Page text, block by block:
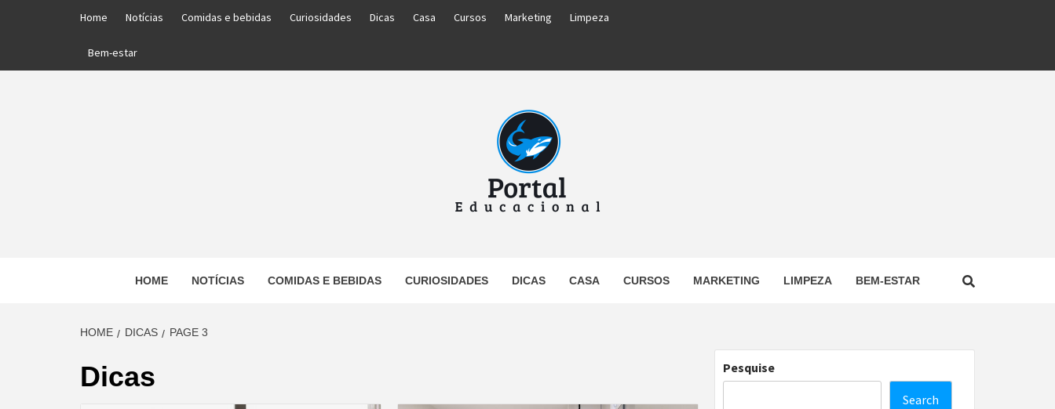
Home Notícias Comidas e bebidas Curiosidades Dicas Casa Cursos Marketing Limpeza
Bem-estar
PORTAL
EDUCACIONAL
HOME NOTÍCIAS COMIDAS E BEBIDAS CURIOSIDADES DICAS CASA CURSOS MARKETING LIMPEZA BEM-ESTAR
HOME DICAS PAGE 3
Dicas Pesquise
Search